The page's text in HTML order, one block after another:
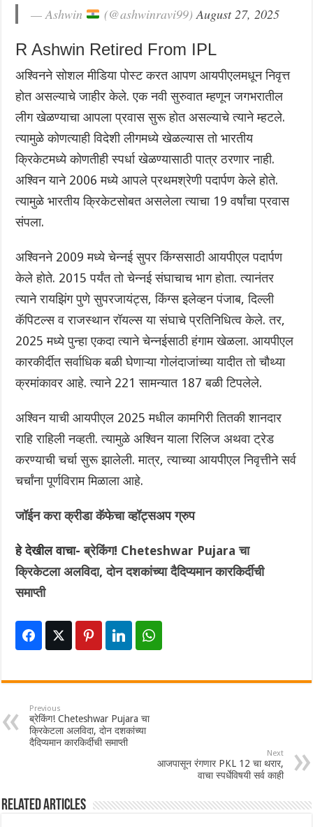
— Ashwin
(@ashwinravi99)August 27, 2025
R Ashwin Retired From IPL
अश्विनने सोशल मीडिया पोस्ट करत आपण आयपीएलमधून निवृत्त
होत असल्याचे जाहीर केले. एक नवी सुरुवात म्हणून जगभरातील
लीग खेळण्याचा आपला प्रवास सुरू होत असल्याचे त्याने म्हटले.
त्यामुळे कोणत्याही विदेशी लीगमध्ये खेळल्यास तो भारतीय
क्रिकेटमध्ये कोणतीही स्पर्धा खेळण्यासाठी पात्र ठरणार नाही.
अश्विन याने 2006 मध्ये आपले प्रथमश्रेणी पदार्पण केले होते.
त्यामुळे भारतीय क्रिकेटसोबत असलेला त्याचा 19 वर्षांचा प्रवास
संपला.
अश्विनने 2009 मध्ये चेन्नई सुपर किंग्ससाठी आयपीएल पदार्पण
केले होते. 2015 पर्यंत तो चेन्नई संघाचाच भाग होता. त्यानंतर
त्याने रायझिंग पुणे सुपरजायंट्स, किंग्स इलेव्हन पंजाब, दिल्ली
कॅपिटल्स व राजस्थान रॉयल्स या संघाचे प्रतिनिधित्व केले. तर,
2025 मध्ये पुन्हा एकदा त्याने चेन्नईसाठी हंगाम खेळला. आयपीएल
कारकीर्दीत सर्वाधिक बळी घेणाऱ्या गोलंदाजांच्या यादीत तो चौथ्या
क्रमांकावर आहे. त्याने 221 सामन्यात 187 बळी टिपलेले.
अश्विन याची आयपीएल 2025 मधील कामगिरी तितकी शानदार
राहि राहिली नव्हती. त्यामुळे अश्विन याला रिलिज अथवा ट्रेड
करण्याची चर्चा सुरू झालेली. मात्र, त्याच्या आयपीएल निवृत्तीने सर्व
चर्चांना पूर्णविराम मिळाला आहे.
जॉईन करा क्रीडा कॅफेचा व्हॉट्सअप ग्रुप
हे देखील वाचा-ब्रेकिंग! Cheteshwar Pujara चा
क्रिकेटला अलविदा, दोन दशकांच्या दैदिप्यमान कारकिर्दीची
समाप्ती
Previous
ब्रेकिंग! Cheteshwar Pujara चा
क्रिकेटला अलविदा, दोन दशकांच्या
दैदिप्यमान कारकिर्दीची समाप्ती
Next
आजपासून रंगणार PKL 12 चा थरार,
वाचा स्पर्धेविषयी सर्व काही
Related Articles